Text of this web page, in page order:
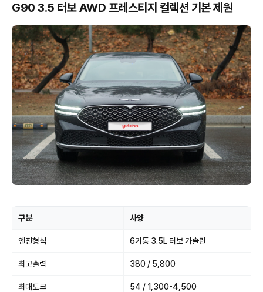
G90 3.5 터보 AWD 프레스티지 컬렉션 기본 제원
구분 사양
엔진형식 6기통 3.5L 터보 가솔린
최고출력 380 / 5,800
최대토크 54 / 1,300-4,500